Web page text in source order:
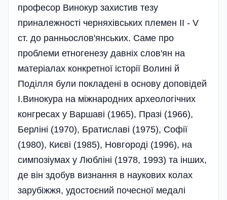
професор Винокур захистив тезу
приналежності черняхівських племен ІІ - V
ст. до ранньослов'янських. Саме про
проблеми етногенезу давніх слов'ян на
матеріалах конкретної історії Волині й
Поділля були покладені в основу доповідей
І.Винокура на міжнародних археологічних
конгресах у Варшаві (1965), Празі (1966),
Берліні (1970), Братиславі (1975), Софії
(1980), Києві (1985), Новгороді (1996), на
симпозіумах у Любліні (1978, 1993) та інших,
де він здобув визнання в наукових колах
зарубіжжя, удостоєний почесної медалі